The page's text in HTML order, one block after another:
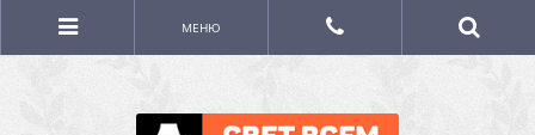
МЕНЮ